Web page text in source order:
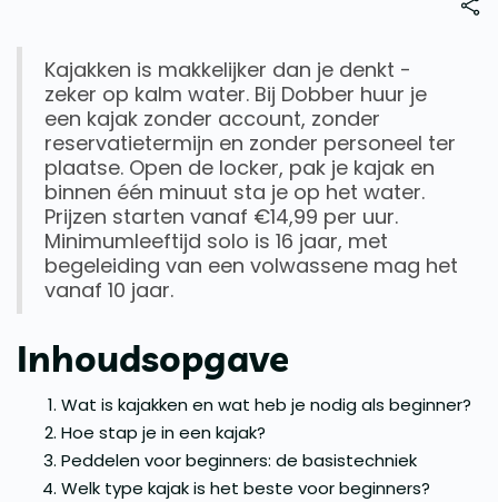
Kajakken is makkelijker dan je denkt -
zeker op kalm water. Bij Dobber huur je
een kajak zonder account, zonder
reservatietermijn en zonder personeel ter
plaatse. Open de locker, pak je kajak en
binnen één minuut sta je op het water.
Prijzen starten vanaf €14,99 per uur.
Minimumleeftijd solo is 16 jaar, met
begeleiding van een volwassene mag het
vanaf 10 jaar.
Inhoudsopgave
Wat is kajakken en wat heb je nodig als beginner?
Hoe stap je in een kajak?
Peddelen voor beginners: de basistechniek
Welk type kajak is het beste voor beginners?